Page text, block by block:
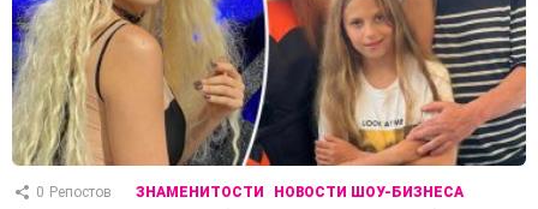
0 Репостов ЗНАМЕНИТОСТИ НОВОСТИ ШОУ-БИЗНЕСА